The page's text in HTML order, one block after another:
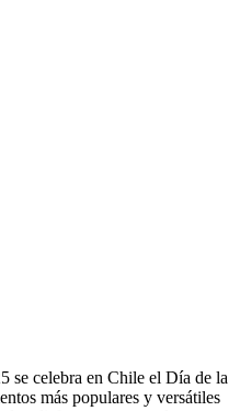
se celebra en Chile el Día de la
más populares y versátiles